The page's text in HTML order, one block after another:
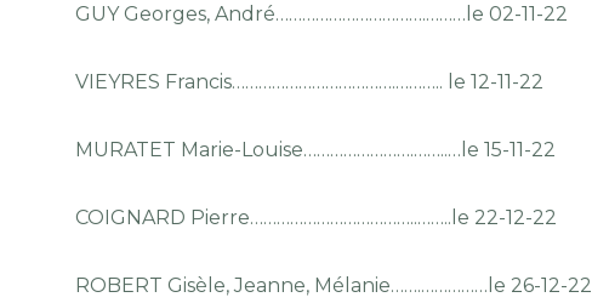
GUY Georges, André…………………………….………le 02-11-22
VIEYRES Francis……………………………….……….. le 12-11-22
MURATET Marie-Louise…………………….……..…le 15-11-22
COIGNARD Pierre………………………………..……..le 22-12-22
ROBERT Gisèle, Jeanne, Mélanie…….……………le 26-12-22